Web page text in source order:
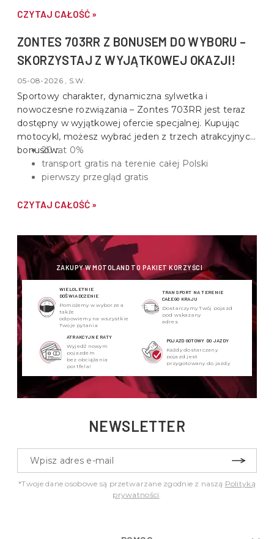
CZYTAJ CAŁOŚĆ »
ZONTES 703RR Z BONUSEM DO WYBORU –
SKORZYSTAJ Z WYJĄTKOWEJ OKAZJI!
05-08-2026 , S.W.
Sportowy charakter, dynamiczna sylwetka i
nowoczesne rozwiązania – Zontes 703RR jest teraz
dostępny w wyjątkowej ofercie specjalnej. Kupując
motocykl, możesz wybrać jeden z trzech atrakcyjnych
bonusów:20 rat 0%
transport gratis na terenie całej Polski
pierwszy przegląd gratis
CZYTAJ CAŁOŚĆ »
ZAKUPY W MOTOLAND TO PAKIET KORZYŚCI
WIELOLETNIE
DOŚWIADCZENIE
Pomożemy w wyborze a
także
odpowiemy na wszystkie
Twoje pytania
TRANSPORT NA TERENIE
CAŁEGO KRAJU
Dostarczymy Twój pojazd
pod wskazany
adres
ATRAKCYJNE RATY
Wyjedź nowym
pojazdem
bez obciążania
portfela!
POJAZD GOTOWY DO JAZDY
Każdy dostarczany
pojazd jest
przygotowany do jazdy
NEWSLETTER
*Twoje dane osobowe są przetwarzane zgodnie z naszą Polityką
prywatności.